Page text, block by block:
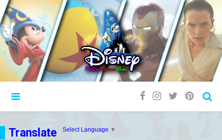
Translate Select Language ▼